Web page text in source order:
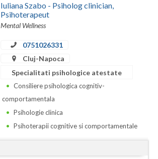
Iuliana Szabo - Psiholog clinician,
Psihoterapeut
Mental Wellness
0751026331
Cluj-Napoca
Specialitati psihologice atestate
Consiliere psihologica cognitiv-
comportamentala
Psihologie clinica
Psihoterapii cognitive si comportamentale